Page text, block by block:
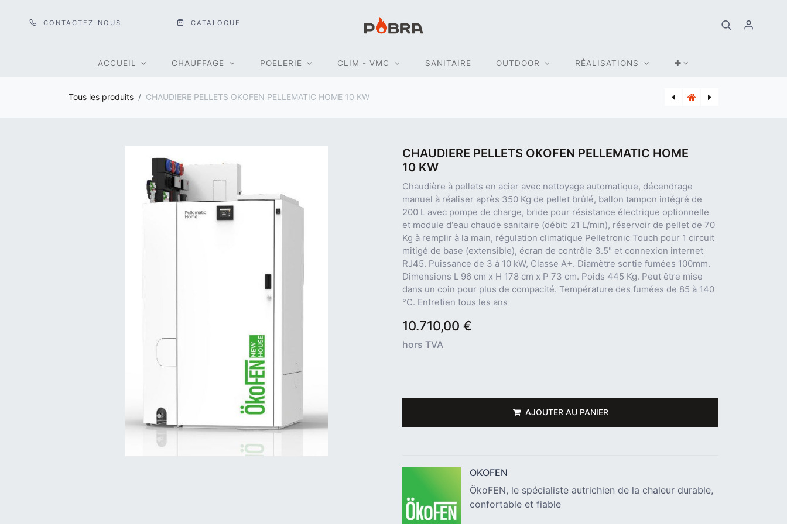
CONTACTEZ-NOUS CATALOGUE
ACCUEIL CHAUFFAGE POELERIE CLIM - VMC SANITAIRE OUTDOOR RÉALISATIONS
Tous les produits CHAUDIERE PELLETS OKOFEN PELLEMATIC HOME 10 KW
CHAUDIERE PELLETS OKOFEN PELLEMATIC HOME
10 KW
Chaudière à pellets en acier avec nettoyage automatique, décendrage
manuel à réaliser après 350 Kg de pellet brûlé, ballon tampon intégré de
200 L avec pompe de charge, bride pour résistance électrique optionnelle
et module d‘eau chaude sanitaire (débit: 21 L/min), réservoir de pellet de 70
Kg à remplir à la main, régulation climatique Pelletronic Touch pour 1 circuit
mitigé de base (extensible), écran de contrôle 3.5" et connexion internet
RJ45. Puissance de 3 à 10 kW, Classe A+. Diamètre sortie fumées 100mm.
Dimensions L 96 cm x H 178 cm x P 73 cm. Poids 445 Kg. Peut être mise
dans un coin pour plus de compacité. Température des fumées de 85 à 140
°C. Entretien tous les ans
10.710,00 €
hors TVA
AJOUTER AU PANIER
OKOFEN
ÖkoFEN, le spécialiste autrichien de la chaleur durable,
confortable et fiable